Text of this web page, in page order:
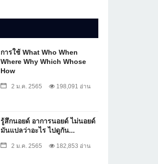
การใช้ What Who When
Where Why Which Whose
How
2 ม.ค. 2565 198,091 อ่าน
รู้สึกนอยด์ อาการนอยด์ ไม่นอยด์
มันแปลว่าอะไร ไปดูกัน...
2 ม.ค. 2565 182,853 อ่าน